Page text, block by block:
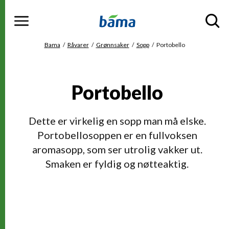
Meny
Du er her
Bama Råvarer Grønnsaker Sopp Portobello
Portobello
Dette er virkelig en sopp man må elske.
Portobellosoppen er en fullvoksen
aromasopp, som ser utrolig vakker ut.
Smaken er fyldig og nøtteaktig.